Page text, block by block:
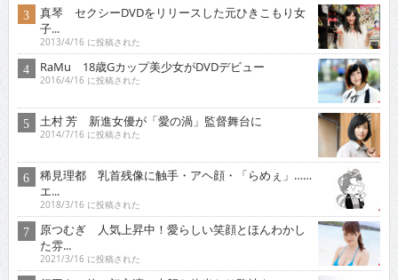
真琴 セクシーDVDをリリースした元ひきこもり女
子...
2013/4/16 に投稿された
RaMu 18歳Gカップ美少女がDVDデビュー
2016/4/16 に投稿された
土村 芳 新進女優が「愛の渦」監督舞台に
2014/7/16 に投稿された
稀見理都 乳首残像に触手・アヘ顔・「らめぇ」……
エ...
2018/3/16 に投稿された
原つむぎ 人気上昇中！愛らしい笑顔とほんわかし
た雰...
2021/3/16 に投稿された